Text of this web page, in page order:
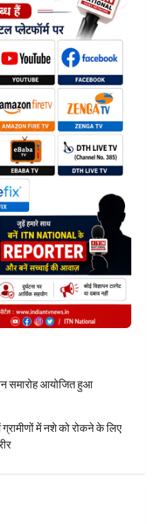
समारोह आयोजित हुआ
में नशे को रोकने के लिए